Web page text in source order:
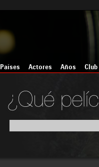
Países Actores Años Club